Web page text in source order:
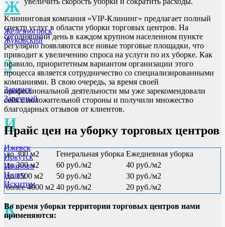
Ж
Железногорск
Жуковский
З
Заринск
Заречный
И
Ижевск
Иркутск
Иваново
Ишим
Искитим
К
Клининговая компания «VIP-Клининг» предлагает полный
спектр услуг в области уборки торговых центров. На
сегодняшний день в каждом крупном населенном пункте
регулярно появляются все новые торговые площадки, что
приводит к увеличению спроса на услуги по их уборке. Как
правило, приоритетным вариантом организации этого
процесса является сотрудничество со специализированными
компаниями. В свою очередь, за время своей
профессиональной деятельности мы уже зарекомендовали
себя с положительной стороны и получили множество
благодарных отзывов от клиентов.
Прайс цен на уборку торговых центров
до 300 м2 Генеральная уборка Ежедневная уборка
до 300 м2
60 руб./м2
40 руб./м2
до 1500 м2
50 руб./м2
30 руб./м2
более 4000 м2 40 руб./м2 20 руб./м2
Во время уборки территории торговых центров нами
применяются: